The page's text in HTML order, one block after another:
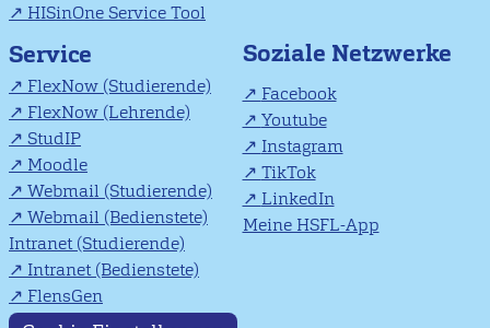
HISinOne Service Tool
Service
FlexNow (Studierende)
FlexNow (Lehrende)
StudIP
Moodle
Webmail (Studierende)
Webmail (Bedienstete)
Intranet (Studierende)
Intranet (Bedienstete)
FlensGen
Soziale Netzwerke
Facebook
Youtube
Instagram
TikTok
LinkedIn
Meine HSFL-App